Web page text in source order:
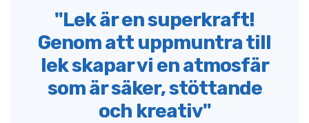
"Lek är en superkraft!
Genom att uppmuntra till
lek skapar vi en atmosfär
som är säker, stöttande
och kreativ"